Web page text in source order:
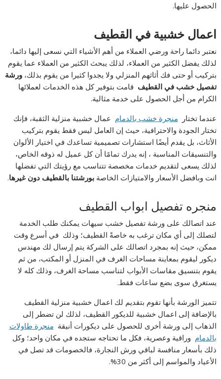
الحصول عليها.
اعمال خشبية في القطيف
نعتبر دائما راحة ورضي العملاء من أهم الأشياء التي نسعى إليها دائما،
لذلك يفضل الكثير من العملاء، لذلك يبحث الكثير من العملاء عما يقوم
بتركيب أو حتى فك أثاثهم المنزلي ولا يجدوا كثيرا من يقوم بذلك،ورشة
تفصيل خشب في القطيف قامت بتوفير كل هذه الخدمات لعملائها
الكرام من أجل الحصول على خدمة مثالية.
عندما تختار منجرة خشب بالدمام عمال خشبية منزلية الثقبة، فإنك
تختار الجودة والاحترافية، حيث إن العامل ليس فقط يقوم بتركيب
الأثاث، بل يقدم أيضًا استشارات تصميمية تساعدك في اختيار الألوان
والتنسيقات المناسبة ، إنه يدرك تمامًا أن كل عميل له ذوقه الخاص،
لذلك يسعى لتقديم خدمات مخصصة تتناسب مع رؤيتك التي تفضلها
انت وبافضل الأسعار والامتيازات الخاصةبورشتنا بالقطيف دون غيرها.
منجره تفصيل ابواب القطيف
عند اتصالك على ورشة تفصيل خشب سيهات يمكنك طلب الخدمة
لتصلك إلى أي مكان ترغب به خاصةً القطيف؛ وذلك في أسرع وقت
ممكن، حيث إنه بمجرد اتصالك على الشركة يتم إرسال لك مهندس
ديكور ليقوم بمعاينة مساحات الغرف في المنزل أو المكتب، من ثم
يقوم بتنسيق مقاسات الأبواب لتناسب مساحة الغرف، وذلك كله لا
يستغرق سوى بضع ساعات فقط.
تتميز الورشة بأنها تقوم بتقديم لك اعمال خشبية منزلية القطيف
بالإضافة إلى اعمال خشبية للديكور القطيف، لذلك لن تضطر إلى
الذهاب إلى ورشة أخرى للحصول على ديكورات أنيقة منجرة طاولات
بالدمام وراقية وعصرية، فكل ما تحتاجه ستجده في مكان واحد؛ وكل
ذلك بأسعار منافسة لباقي ورش النجارة، فالخصومات قد تصل في
الأعياد والمواسم إلى أكثر من 30%.